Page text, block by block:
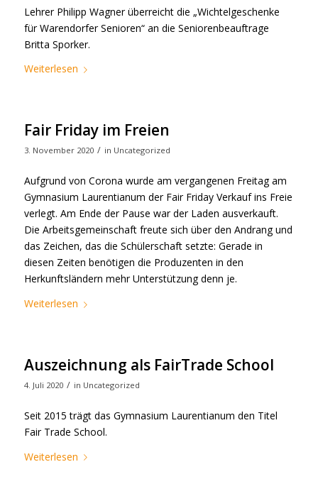
Lehrer Philipp Wagner überreicht die „Wichtelgeschenke
für Warendorfer Senioren“ an die Seniorenbeauftrage
Britta Sporker.
Weiterlesen
Fair Friday im Freien
3. November 2020 / in Uncategorized
Aufgrund von Corona wurde am vergangenen Freitag am
Gymnasium Laurentianum der Fair Friday Verkauf ins Freie
verlegt. Am Ende der Pause war der Laden ausverkauft.
Die Arbeitsgemeinschaft freute sich über den Andrang und
das Zeichen, das die Schülerschaft setzte: Gerade in
diesen Zeiten benötigen die Produzenten in den
Herkunftsländern mehr Unterstützung denn je.
Weiterlesen
Auszeichnung als FairTrade School
4. Juli 2020 / in Uncategorized
Seit 2015 trägt das Gymnasium Laurentianum den Titel
Fair Trade School.
Weiterlesen